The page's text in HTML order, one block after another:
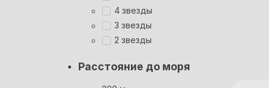
4 звезды
3 звезды
2 звезды
Расстояние до моря